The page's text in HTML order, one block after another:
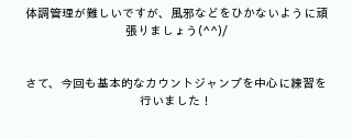
体調管理が難しいですが、風邪などをひかないように頑
張りましょう(^^)/
さて、今回も基本的なカウントジャンプを中心に練習を
行いました！